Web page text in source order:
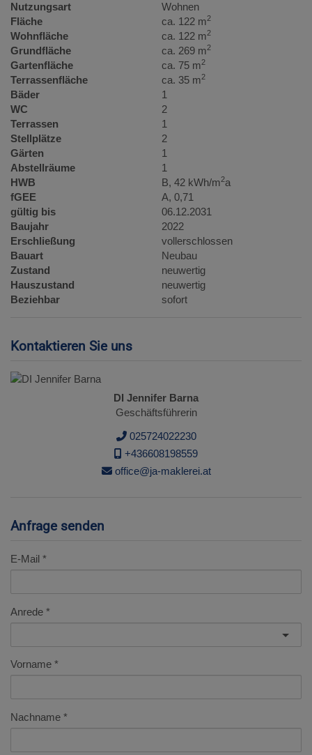
Nutzungsart
Wohnen
Fläche
ca. 122 m2
Wohnfläche ca. 122 m2
Grundfläche ca. 269 m2
Gartenfläche ca. 75 m2
Terrassenfläche ca. 35 m2
Bäder
1
WC
2
Terrassen
1
Stellplätze
2
Gärten
1
Abstellräume
1
HWB
B, 42 kWh/m2a
fGEE
A, 0,71
gültig bis
06.12.2031
Baujahr
2022
Erschließung
vollerschlossen
Bauart
Neubau
Zustand
neuwertig
Hauszustand
neuwertig
Beziehbar
sofort
Kontaktieren Sie uns
DI Jennifer Barna
Geschäftsführerin
025724022230
+436608198559
office@ja-maklerei.at
Anfrage senden
E-Mail
Anrede
Vorname
Nachname